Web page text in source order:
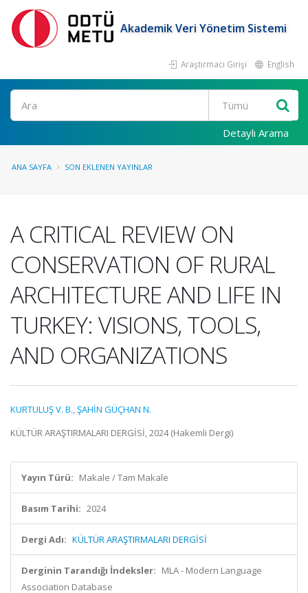
Akademik Veri Yönetim Sistemi
Araştırmacı Girişi English
Ara
Detaylı Arama
ANA SAYFA SON EKLENEN YAYINLAR
A CRITICAL REVIEW ON
CONSERVATION OF RURAL
ARCHITECTURE AND LIFE IN
TURKEY: VISIONS, TOOLS,
AND ORGANIZATIONS
KURTULUŞ V. B.,ŞAHİN GÜÇHAN N.
KÜLTÜR ARAŞTIRMALARI DERGİSİ, 2024 (Hakemli Dergi)
Yayın Türü: Makale / Tam Makale
Basım Tarihi: 2024
Dergi Adı: KÜLTÜR ARAŞTIRMALARI DERGİSİ
Derginin Tarandığı İndeksler: MLA - Modern Language
Association Database